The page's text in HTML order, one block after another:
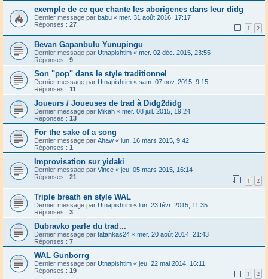
exemple de ce que chante les aborigenes dans leur didg
Dernier message par babu « mer. 31 août 2016, 17:17
Réponses : 27 1 2
Bevan Gapanbulu Yunupingu
Dernier message par Utnapishtim « mer. 02 déc. 2015, 23:55
Réponses : 9
Son "pop" dans le style traditionnel
Dernier message par Utnapishtim « sam. 07 nov. 2015, 9:15
Réponses : 11
Joueurs / Joueuses de trad à Didg2didg
Dernier message par Mikah « mer. 08 juil. 2015, 19:24
Réponses : 13
For the sake of a song
Dernier message par Ahaw « lun. 16 mars 2015, 9:42
Réponses : 1
Improvisation sur yidaki
Dernier message par Vince « jeu. 05 mars 2015, 16:14
Réponses : 21 1 2
Triple breath en style WAL
Dernier message par Utnapishtim « lun. 23 févr. 2015, 11:35
Réponses : 3
Dubravko parle du trad...
Dernier message par tatankas24 « mer. 20 août 2014, 21:43
Réponses : 7
WAL Gunborrg
Dernier message par Utnapishtim « jeu. 22 mai 2014, 16:11
Réponses : 19 1 2